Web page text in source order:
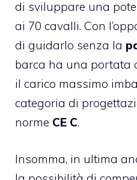
di sviluppare una
ai 70 cavalli. Con
di guidarlo senza la
barca ha una portata
il carico massimo
categoria di
norme CE C.
Insomma, in ultima